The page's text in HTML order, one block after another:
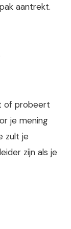
aantrekt.
of probeert
je mening
zult je
zijn als je